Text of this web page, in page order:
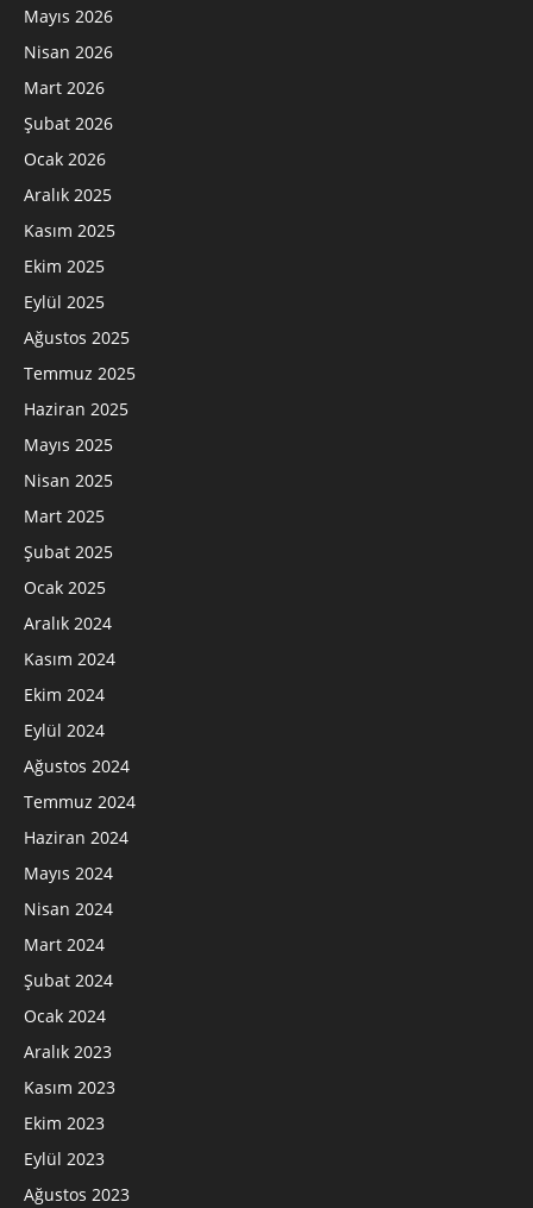
Mayıs 2026
Nisan 2026
Mart 2026
Şubat 2026
Ocak 2026
Aralık 2025
Kasım 2025
Ekim 2025
Eylül 2025
Ağustos 2025
Temmuz 2025
Haziran 2025
Mayıs 2025
Nisan 2025
Mart 2025
Şubat 2025
Ocak 2025
Aralık 2024
Kasım 2024
Ekim 2024
Eylül 2024
Ağustos 2024
Temmuz 2024
Haziran 2024
Mayıs 2024
Nisan 2024
Mart 2024
Şubat 2024
Ocak 2024
Aralık 2023
Kasım 2023
Ekim 2023
Eylül 2023
Ağustos 2023